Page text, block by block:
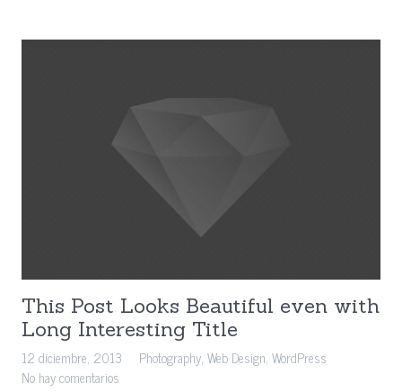
This Post Looks Beautiful even with
Long Interesting Title
12 diciembre, 2013 Photography,Web Design,WordPress
No hay comentarios